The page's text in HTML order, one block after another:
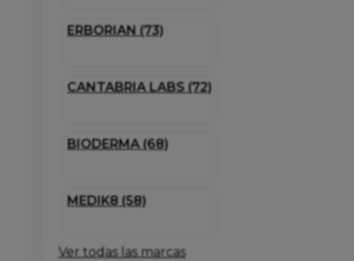
ERBORIAN (73)
CANTABRIA LABS (72)
BIODERMA (68)
MEDIK8 (58)
Ver todas las marcas